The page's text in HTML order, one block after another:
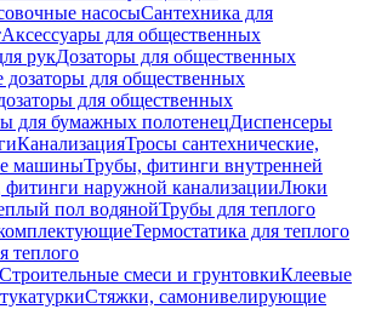
насосыСантехника для
Аксессуары для общественных
рукДозаторы для общественных
для общественных
для общественных
для бумажных полотенецДиспенсеры
КанализацияТросы сантехнические,
машиныТрубы, фитинги внутренней
наружной канализацииЛюки
пол водянойТрубы для теплого
Термостатика для теплого
теплого
Строительные смеси и грунтовкиКлеевые
Стяжки, самонивелирующие